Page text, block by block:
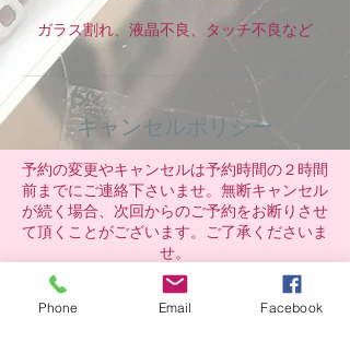
ガラス割れ、液晶不良、タッチ不良など
キャンセルポリシー
予約の変更やキャンセルは予約時間の２時間
前までにご連絡下さいませ。無断キャンセル
が続く場合、次回からのご予約をお断りさせ
て頂くことがございます。ご了承くださいま
せ。
Phone Email Facebook